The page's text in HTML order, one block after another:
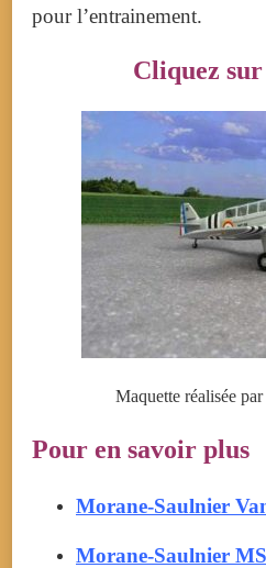
pour l’entrainement.
Cliquez
Maquette réalisée
Pour en savoir plus
Morane-Saulnier
Morane-Saulnier